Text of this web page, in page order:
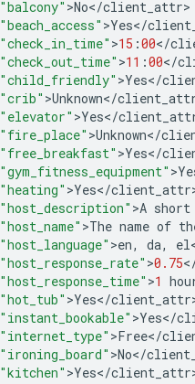
"balcony" >No</client_attr
"beach_access" >Yes</
"check_in_time" >15 :00</
"check_out_time" >11 :00</
"child_friendly" >Yes</
"crib" >Unknown</
"elevator" >Yes</
"fire_place" >Unknown</
"free_breakfast" >Yes</
"gym_fitness_equipment" >
"heating" >Yes</client_attr
"host_description" >A short
"host_name" >The name of
"host_language" >en, da, el
"host_response_rate" >0.75<
"host_response_time" >1
"hot_tub" >Yes</client_attr
"instant_bookable" >Yes</
"internet_type" >Free</
"ironing_board" >No</
"kitchen" >Yes</client_attr